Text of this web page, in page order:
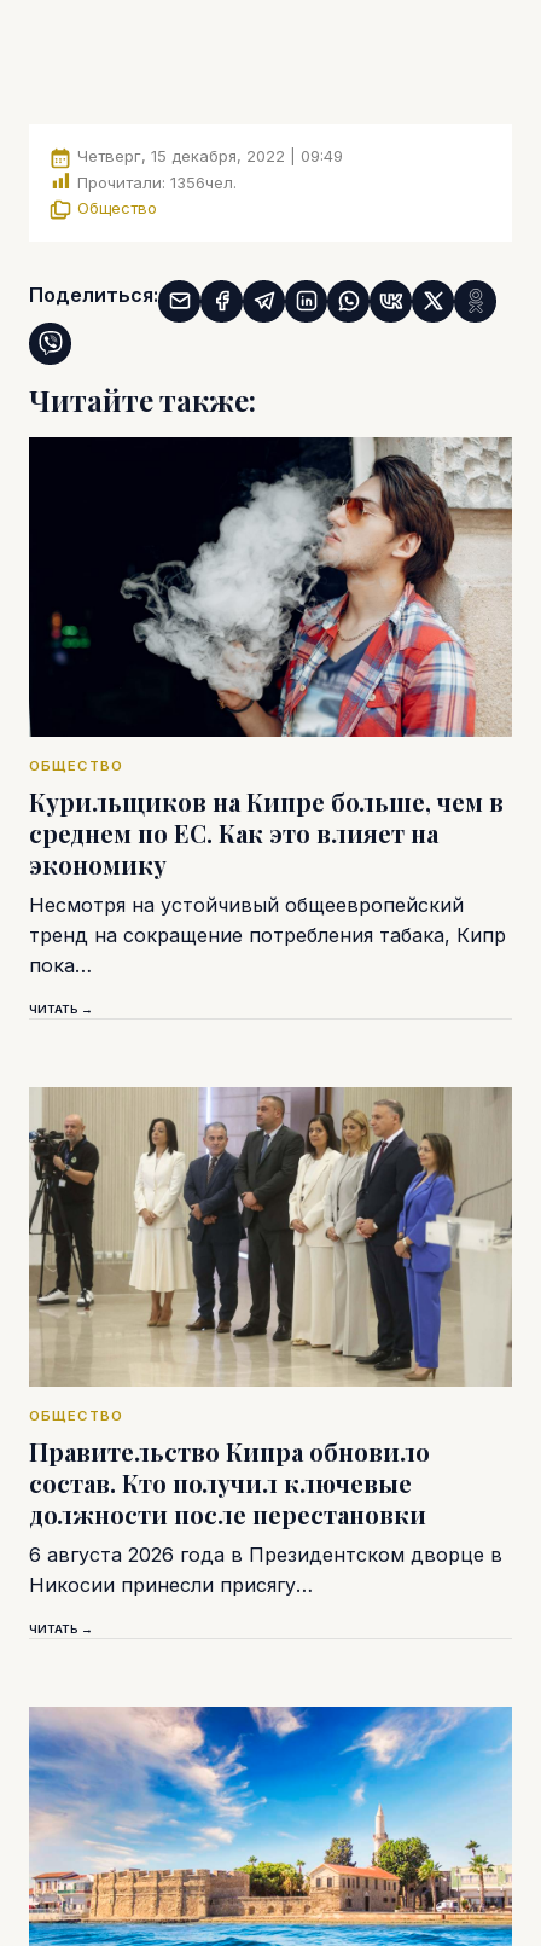
Четверг, 15 декабря, 2022 | 09:49
Прочитали: 1356чел.
Общество
Поделиться:
Читайте также:
ОБЩЕСТВО
Курильщиков на Кипре больше, чем в
среднем по ЕС. Как это влияет на
экономику
Несмотря на устойчивый общеевропейский
тренд на сокращение потребления табака, Кипр
пока…
ЧИТАТЬ →
ОБЩЕСТВО
Правительство Кипра обновило
состав. Кто получил ключевые
должности после перестановки
6 августа 2026 года в Президентском дворце в
Никосии принесли присягу…
ЧИТАТЬ →